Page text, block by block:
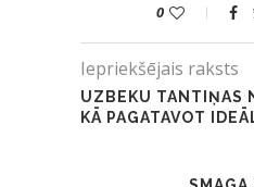
0
Iepriekšējais raksts
UZBEKU TANTIŅAS
KĀ PAGATAVOT